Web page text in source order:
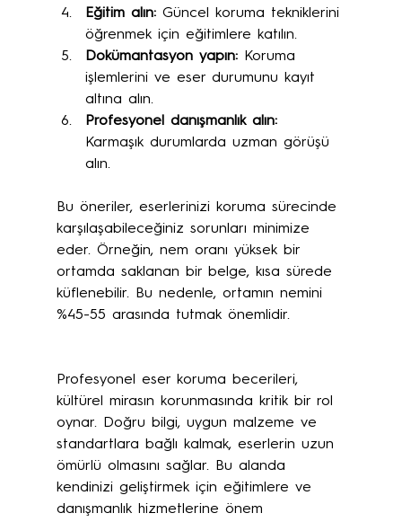
Eğitim alın: Güncel koruma tekniklerini
öğrenmek için eğitimlere katılın.
Dokümantasyon yapın: Koruma
işlemlerini ve eser durumunu kayıt
altına alın.
Profesyonel danışmanlık alın:
Karmaşık durumlarda uzman görüşü
alın.
Bu öneriler, eserlerinizi koruma sürecinde
karşılaşabileceğiniz sorunları minimize
eder. Örneğin, nem oranı yüksek bir
ortamda saklanan bir belge, kısa sürede
küflenebilir. Bu nedenle, ortamın nemini
%45-55 arasında tutmak önemlidir.
Profesyonel eser koruma becerileri,
kültürel mirasın korunmasında kritik bir rol
oynar. Doğru bilgi, uygun malzeme ve
standartlara bağlı kalmak, eserlerin uzun
ömürlü olmasını sağlar. Bu alanda
kendinizi geliştirmek için eğitimlere ve
danışmanlık hizmetlerine önem